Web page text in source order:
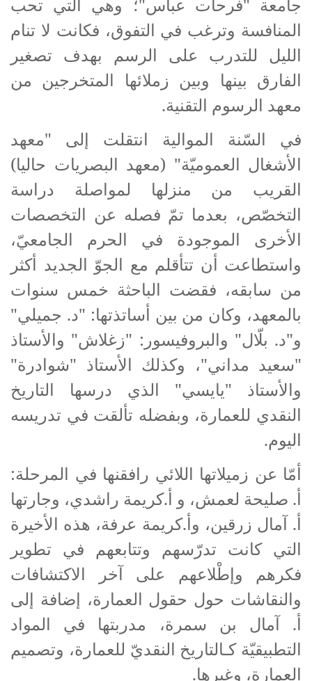
جامعة "فرحات عباس"؛ وهي التي تحب
المنافسة وترغب في التفوق، فكانت لا تنام
الليل للتدرب على الرسم بهدف تصغير
الفارق بينها وبين زملائها المتخرجين من
معهد الرسوم التقنية.
في السّنة الموالية انتقلت إلى "معهد
الأشغال العموميّة" (معهد البصريات حاليا)
القريب من منزلها لمواصلة دراسة
التخصّص، بعدما تمّ فصله عن التخصصات
الأخرى الموجودة في الحرم الجامعيّ،
واستطاعت أن تتأقلم مع الجوّ الجديد أكثر
من سابقه، فقضت الباحثة خمس سنوات
بالمعهد، وكان من بين أساتذتها: "د. جميلي"
و"د. بلّال" والبروفيسور: "زغلاش" والأستاذ
"سعيد مداني"، وكذلك الأستاذ "شوادرة"
والأستاذ "يايسي" الذي درسها التاريخ
النقدي للعمارة، وبفضله تألقت في تدريسه
اليوم.
أمّا عن زميلاتها اللائي رافقنها في المرحلة:
أ. صليحة لعمش، و أ.كريمة راشدي، وجارتها
أ. آمال زرقين، وأ.كريمة عرفة، هذه الأخيرة
التي كانت تدرّسهم وتتابعهم في تطوير
فكرهم وإطْلاعهم على آخر الاكتشافات
والنقاشات حول حقول العمارة، إضافة إلى
أ. آمال بن سمرة، مدربتها في المواد
التطبيقيّة كـالتاريخ النقديّ للعمارة، وتصميم
العمارة، وغيرها.